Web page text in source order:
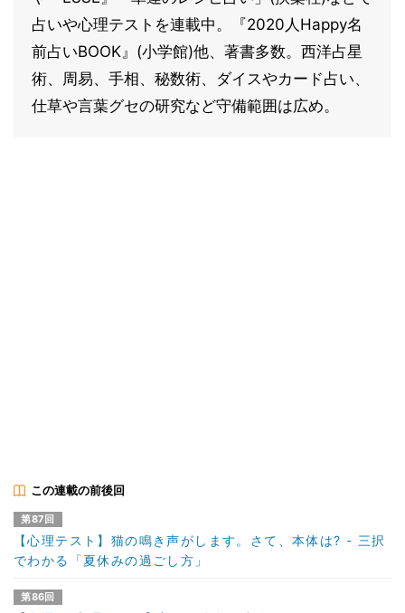
占いや心理テストを連載中。『2020人Happy名
前占いBOOK』(小学館)他、著書多数。西洋占星
術、周易、手相、秘数術、ダイスやカード占い、
仕草や言葉グセの研究など守備範囲は広め。
この連載の前後回
第87回
【心理テスト】猫の鳴き声がします。さて、本体は? - 三択
でわかる「夏休みの過ごし方」
第86回